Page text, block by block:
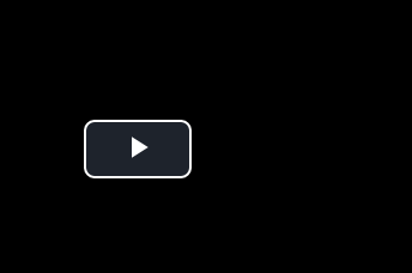
Play